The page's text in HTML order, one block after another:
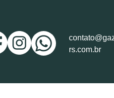
rs.com.br